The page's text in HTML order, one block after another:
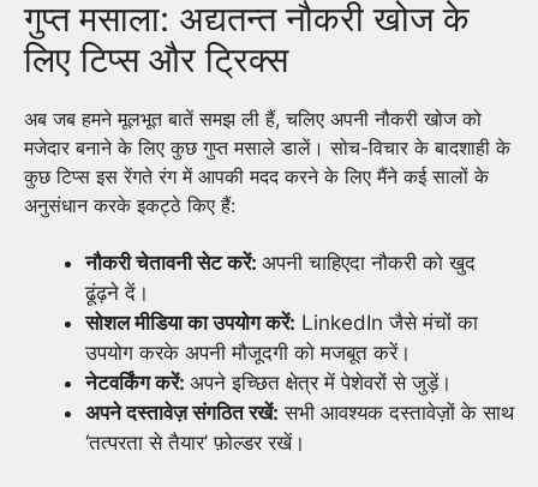
गुप्त मसाला: अद्यतन्त नौकरी खोज के
लिए टिप्स और ट्रिक्स
अब जब हमने मूलभूत बातें समझ ली हैं, चलिए अपनी नौकरी खोज को
मजेदार बनाने के लिए कुछ गुप्त मसाले डालें। सोच-विचार के बादशाही के
कुछ टिप्स इस रेंगते रंग में आपकी मदद करने के लिए मैंने कई सालों के
अनुसंधान करके इकट्ठे किए हैं:
नौकरी चेतावनी सेट करें: अपनी चाहिएदा नौकरी को खुद
ढूंढ़ने दें।
सोशल मीडिया का उपयोग करें: LinkedIn जैसे मंचों का
उपयोग करके अपनी मौजूदगी को मजबूत करें।
नेटवर्किंग करें: अपने इच्छित क्षेत्र में पेशेवरों से जुड़ें।
अपने दस्तावेज़ संगठित रखें: सभी आवश्यक दस्तावेज़ों के साथ
‘तत्परता से तैयार’ फ़ोल्डर रखें।